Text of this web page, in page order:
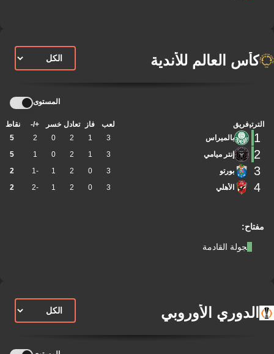
كأس العالم للأندية
المستوى
مفتاح:
الجولة القادمة
الترتيبفريق لعب فاز تعادل خسر +/- نقاط
1 بالميراس 3
1
2
0
2
5
2 إنتر ميامي 3
1
2
0
1
5
3 بورتو 3
0
2
1
-1
2
4 الأهلي 3
0
2
1
-2
2
الدوري الأوروبي